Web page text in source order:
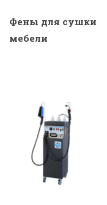
Фены для сушки
мебели